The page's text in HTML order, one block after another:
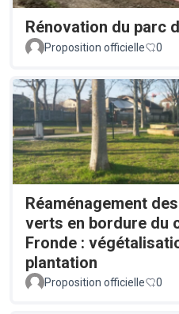
Rénovation du parc
Proposition officielle
0
Réaménagement
verts en bordure du
Fronde :
plantation
Proposition officielle 0